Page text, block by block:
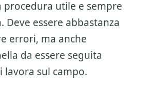
procedura utile e sempre
Deve essere abbastanza
errori, ma anche
da essere seguita
lavora sul campo.